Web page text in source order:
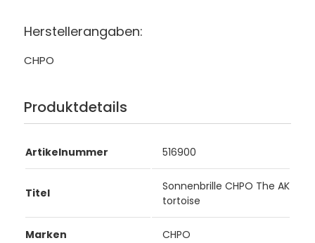
Herstellerangaben:
CHPO
Produktdetails
Artikelnummer 516900
Titel
Sonnenbrille CHPO The AK
tortoise
Marken CHPO